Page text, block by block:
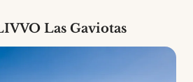
Las Gaviotas